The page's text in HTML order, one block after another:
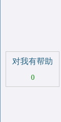
对我有帮助
0